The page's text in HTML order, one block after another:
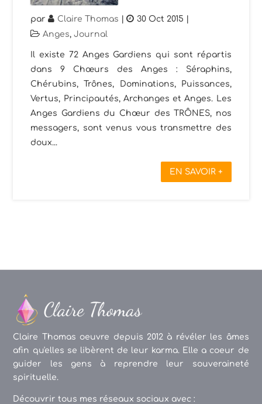
par Claire Thomas | 30 Oct 2015
Anges,Journal
Il existe 72 Anges Gardiens qui sont répartis
dans 9 Chœurs des Anges : Séraphins,
Chérubins, Trônes, Dominations, Puissances,
Vertus, Principautés, Archanges et Anges. Les
Anges Gardiens du Chœur des TRÔNES, nos
messagers, sont venus vous transmettre des
doux...
EN SAVOIR +
Claire Thomas oeuvre depuis 2012 à révéler les âmes
afin qu'elles se libèrent de leur karma. Elle a coeur de
guider les gens à reprendre leur souveraineté
spirituelle.
Découvrir tous mes réseaux sociaux avec :